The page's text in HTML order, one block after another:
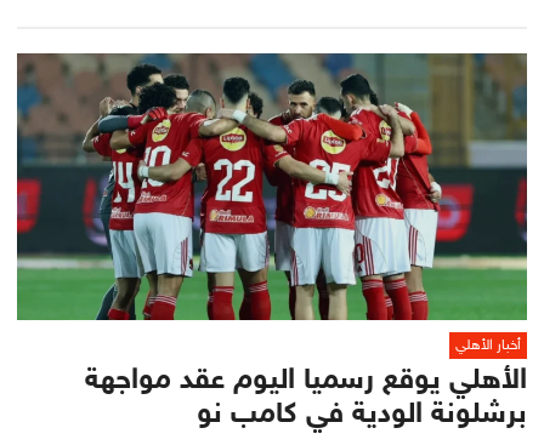
أخبار الأهلي
الأهلي يوقع رسميا اليوم عقد مواجهة
برشلونة الودية في كامب نو